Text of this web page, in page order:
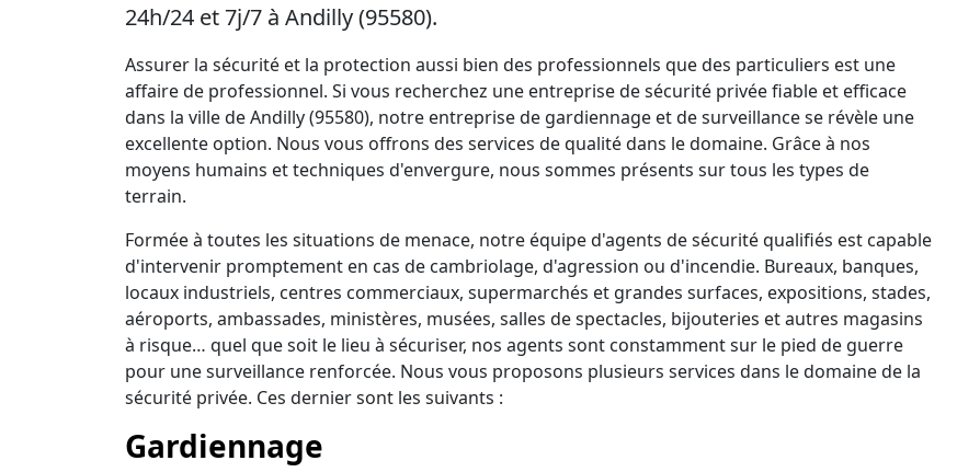
24h/24 et 7j/7 à Andilly (95580).
Assurer la sécurité et la protection aussi bien des professionnels que des particuliers est une
affaire de professionnel. Si vous recherchez une entreprise de sécurité privée fiable et efficace
dans la ville de Andilly (95580), notre entreprise de gardiennage et de surveillance se révèle une
excellente option. Nous vous offrons des services de qualité dans le domaine. Grâce à nos
moyens humains et techniques d'envergure, nous sommes présents sur tous les types de
terrain.
Formée à toutes les situations de menace, notre équipe d'agents de sécurité qualifiés est capable
d'intervenir promptement en cas de cambriolage, d'agression ou d'incendie. Bureaux, banques,
locaux industriels, centres commerciaux, supermarchés et grandes surfaces, expositions, stades,
aéroports, ambassades, ministères, musées, salles de spectacles, bijouteries et autres magasins
à risque… quel que soit le lieu à sécuriser, nos agents sont constamment sur le pied de guerre
pour une surveillance renforcée. Nous vous proposons plusieurs services dans le domaine de la
sécurité privée. Ces dernier sont les suivants :
Gardiennage